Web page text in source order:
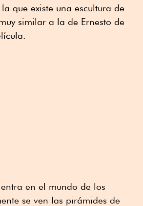
que existe una escultura de
similar a la de Ernesto de
en el mundo de los
se ven las pirámides de